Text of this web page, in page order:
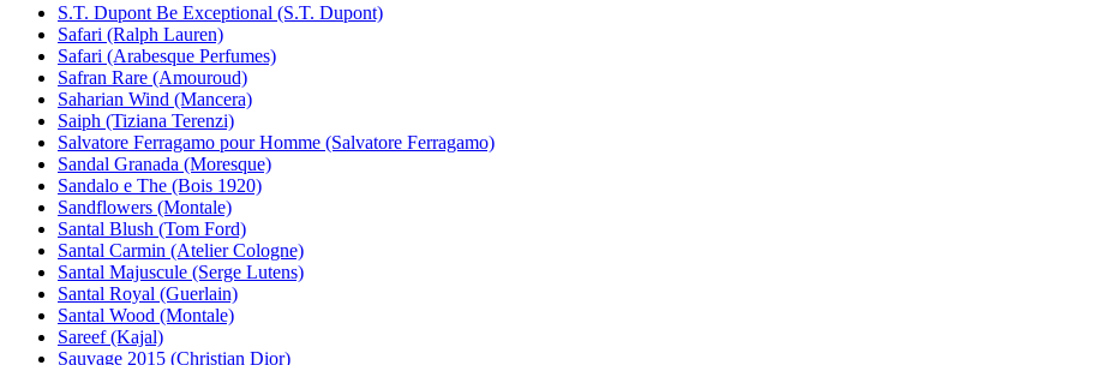
S.T. Dupont Be Exceptional (S.T. Dupont)
Safari (Ralph Lauren)
Safari (Arabesque Perfumes)
Safran Rare (Amouroud)
Saharian Wind (Mancera)
Saiph (Tiziana Terenzi)
Salvatore Ferragamo pour Homme (Salvatore Ferragamo)
Sandal Granada (Moresque)
Sandalo e The (Bois 1920)
Sandflowers (Montale)
Santal Blush (Tom Ford)
Santal Carmin (Atelier Cologne)
Santal Majuscule (Serge Lutens)
Santal Royal (Guerlain)
Santal Wood (Montale)
Sareef (Kajal)
Sauvage 2015 (Christian Dior)